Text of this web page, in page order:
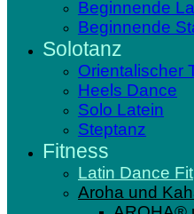
Beginnende
Beginnende
Solotanz
Orientalischer
Heels Dance
Solo Latein
Steptanz
Fitness
Latin Dance Fit
Aroha und